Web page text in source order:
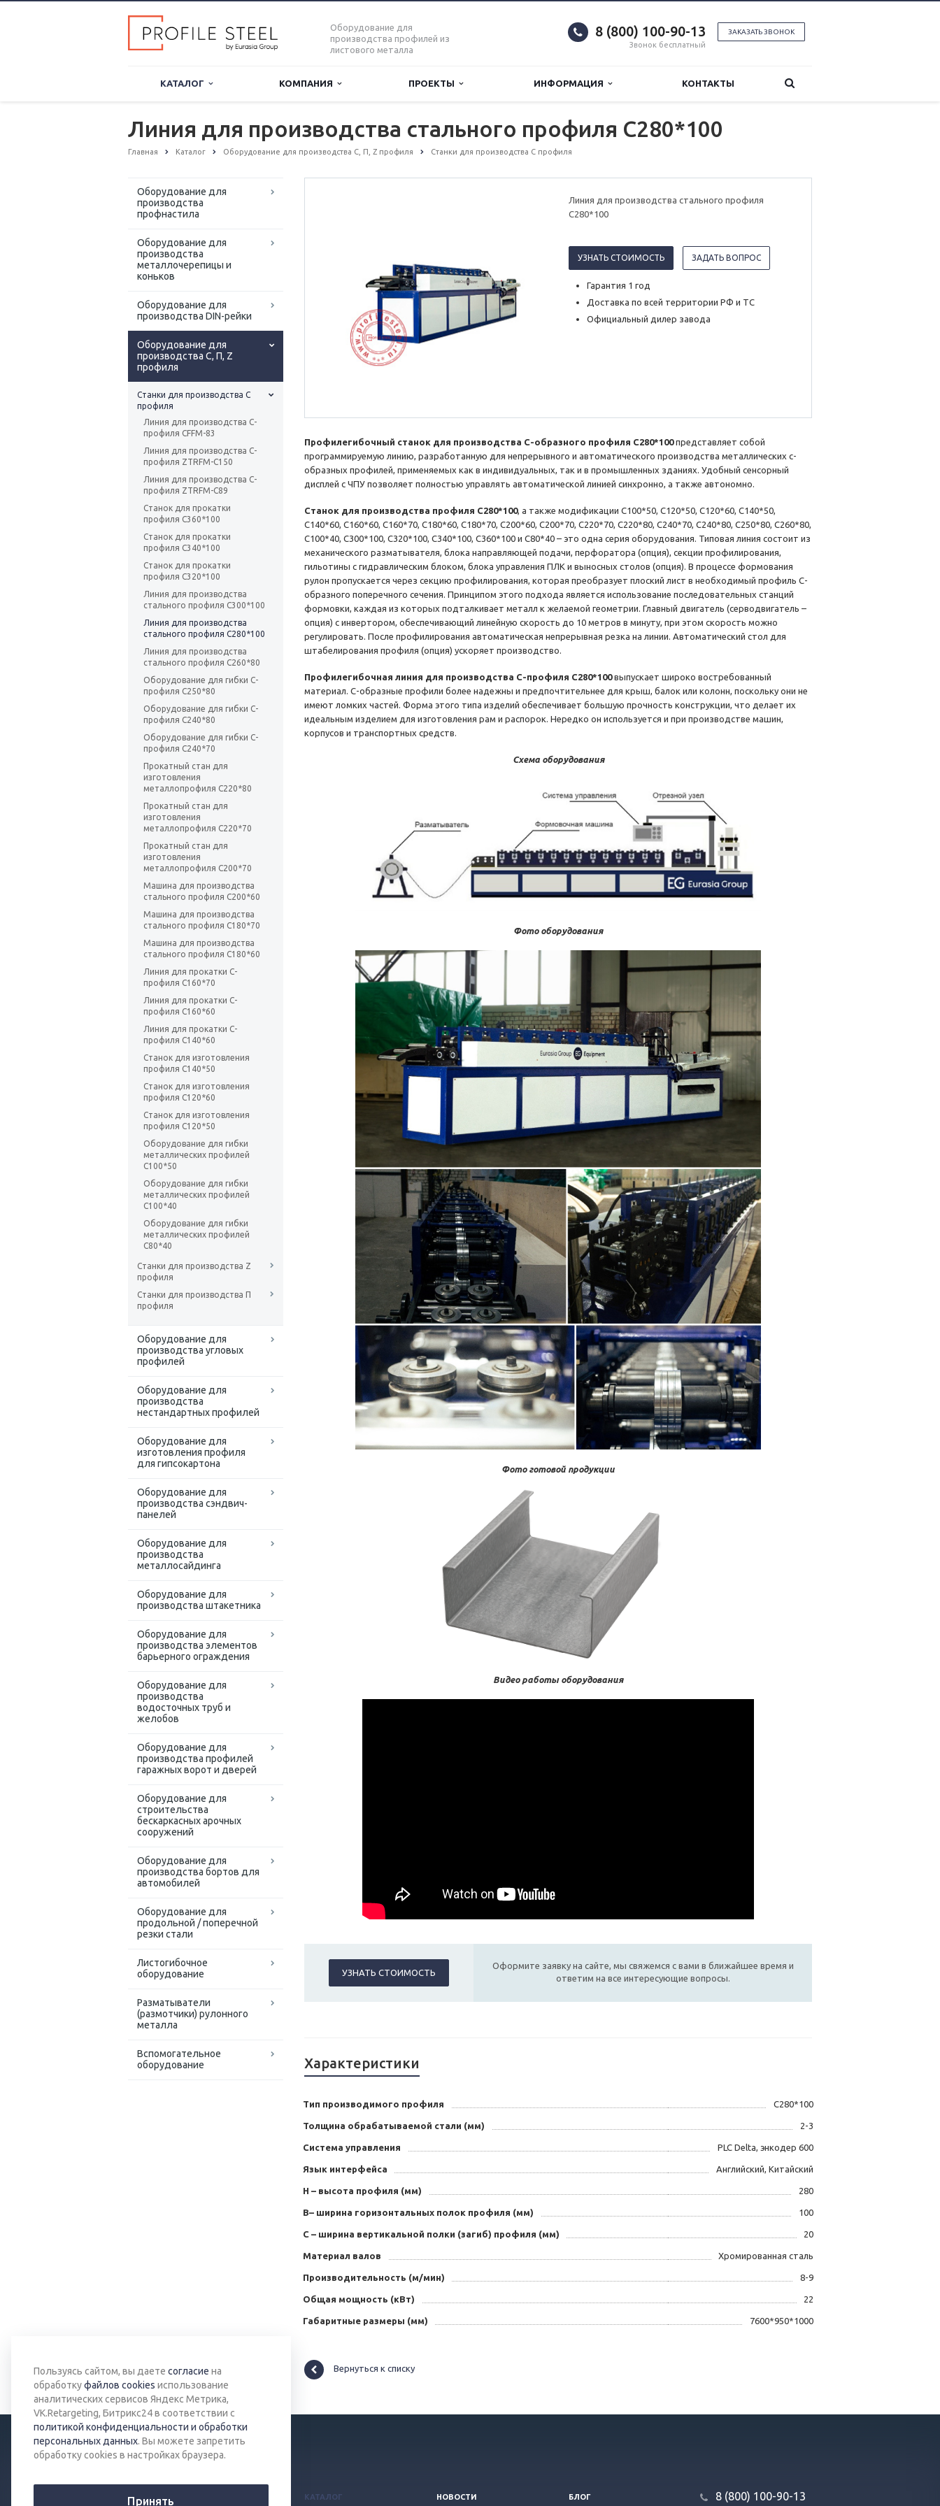
Оборудование для
производства профилей из
листового металла
ЗАКАЗАТЬ ЗВОНОК
8 (800) 100-90-13
Звонок бесплатный
КАТАЛОГ КОМПАНИЯ ПРОЕКТЫ ИНФОРМАЦИЯ КОНТАКТЫ
Линия для производства стального профиля C280*100
Главная Каталог Оборудование для производства С, П, Z профиля Станки для производства С профиля
Оборудование для
производства
профнастила
Оборудование для
производства
металлочерепицы и
коньков
Оборудование для
производства DIN-рейки
Оборудование для
производства С, П, Z
профиля
Станки для производства С
профиля
Линия для производства С-
профиля CFFM-83
Линия для производства С-
профиля ZTRFM-C150
Линия для производства С-
профиля ZTRFM-C89
Станок для прокатки
профиля C360*100
Станок для прокатки
профиля C340*100
Станок для прокатки
профиля C320*100
Линия для производства
стального профиля C300*100
Линия для производства
стального профиля C280*100
Линия для производства
стального профиля C260*80
Оборудование для гибки C-
профиля C250*80
Оборудование для гибки C-
профиля C240*80
Оборудование для гибки C-
профиля C240*70
Прокатный стан для
изготовления
металлопрофиля C220*80
Прокатный стан для
изготовления
металлопрофиля C220*70
Прокатный стан для
изготовления
металлопрофиля C200*70
Машина для производства
стального профиля C200*60
Машина для производства
стального профиля C180*70
Машина для производства
стального профиля C180*60
Линия для прокатки C-
профиля C160*70
Линия для прокатки C-
профиля C160*60
Линия для прокатки C-
профиля C140*60
Станок для изготовления
профиля C140*50
Станок для изготовления
профиля C120*60
Станок для изготовления
профиля C120*50
Оборудование для гибки
металлических профилей
C100*50
Оборудование для гибки
металлических профилей
C100*40
Оборудование для гибки
металлических профилей
C80*40
Станки для производства Z
профиля
Станки для производства П
профиля
Оборудование для
производства угловых
профилей
Оборудование для
производства
нестандартных профилей
Оборудование для
изготовления профиля
для гипсокартона
Оборудование для
производства сэндвич-
панелей
Оборудование для
производства
металлосайдинга
Оборудование для
производства штакетника
Оборудование для
производства элементов
барьерного ограждения
Оборудование для
производства
водосточных труб и
желобов
Оборудование для
производства профилей
гаражных ворот и дверей
Оборудование для
строительства
бескаркасных арочных
сооружений
Оборудование для
производства бортов для
автомобилей
Оборудование для
продольной / поперечной
резки стали
Листогибочное
оборудование
Разматыватели
(размотчики) рулонного
металла
Вспомогательное
оборудование
Линия для производства стального профиля
C280*100
УЗНАТЬ СТОИМОСТЬ ЗАДАТЬ ВОПРОС
Гарантия 1 год
Доставка по всей территории РФ и ТС
Официальный дилер завода
Профилегибочный станок для производства С-образного профиля C280*100представляет собой
программируемую линию, разработанную для непрерывного и автоматического производства металлических c-
образных профилей, применяемых как в индивидуальных, так и в промышленных зданиях. Удобный сенсорный
дисплей с ЧПУ позволяет полностью управлять автоматической линией синхронно, а также автономно.
Станок для производства профиля C280*100, а также модификации C100*50, C120*50, C120*60, C140*50,
C140*60, C160*60, C160*70, C180*60, C180*70, C200*60, C200*70, C220*70, C220*80, C240*70, C240*80, C250*80, C260*80,
C100*40, C300*100, C320*100, C340*100, C360*100 и C80*40 – это одна серия оборудования. Типовая линия состоит из
механического разматывателя, блока направляющей подачи, перфоратора (опция), секции профилирования,
гильотины с гидравлическим блоком, блока управления ПЛК и выносных столов (опция). В процессе формования
рулон пропускается через секцию профилирования, которая преобразует плоский лист в необходимый профиль С-
образного поперечного сечения. Принципом этого подхода является использование последовательных станций
формовки, каждая из которых подталкивает металл к желаемой геометрии. Главный двигатель (серводвигатель –
опция) с инвертором, обеспечивающий линейную скорость до 10 метров в минуту, при этом скорость можно
регулировать. После профилирования автоматическая непрерывная резка на линии. Автоматический стол для
штабелирования профиля (опция) ускоряет производство.
Профилегибочная линия для производства С-профиля C280*100выпускает широко востребованный
материал. С-образные профили более надежны и предпочтительнее для крыш, балок или колонн, поскольку они не
имеют ломких частей. Форма этого типа изделий обеспечивает большую прочность конструкции, что делает их
идеальным изделием для изготовления рам и распорок. Нередко он используется и при производстве машин,
корпусов и транспортных средств.
Схема оборудования
Фото оборудования
Фото готовой продукции
Видео работы оборудования
УЗНАТЬ СТОИМОСТЬ
Оформите заявку на сайте, мы свяжемся с вами в ближайшее время и
ответим на все интересующие вопросы.
Характеристики
Тип производимого профиля С280*100
Толщина обрабатываемой стали (мм) 2-3
Система управления PLC Delta, энкодер 600
Язык интерфейса Английский, Китайский
Н – высота профиля (мм) 280
B– ширина горизонтальных полок профиля (мм) 100
С – ширина вертикальной полки (загиб) профиля (мм) 20
Материал валов Хромированная сталь
Производительность (м/мин) 8-9
Общая мощность (кВт) 22
Габаритные размеры (мм) 7600*950*1000
Вернуться к списку
© 2026 Все права защищены. КАТАЛОГ НОВОСТИ БЛОГ 8 (800) 100-90-13
Пользуясь сайтом, вы даете согласие на
обработкуфайлов cookies использование
аналитических сервисов Яндекс Метрика,
VK.Retargeting, Битрикс24 в соответствии с
политикой конфиденциальности и обработки
персональных данных. Вы можете запретить
обработку cookies в настройках браузера.
Принять